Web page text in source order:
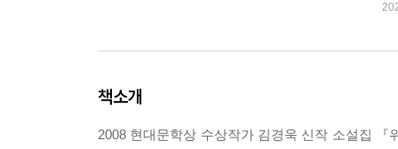
책소개
2008 현대문학상 수상작가 김경욱 신작 소설집